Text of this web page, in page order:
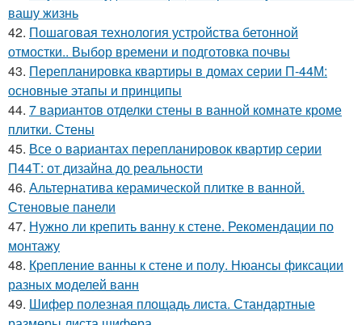
вашу жизнь
42. Пошаговая технология устройства бетонной
отмостки.. Выбор времени и подготовка почвы
43. Перепланировка квартиры в домах серии П-44М:
основные этапы и принципы
44. 7 вариантов отделки стены в ванной комнате кроме
плитки. Стены
45. Все о вариантах перепланировок квартир серии
П44Т: от дизайна до реальности
46. Альтернатива керамической плитке в ванной.
Стеновые панели
47. Нужно ли крепить ванну к стене. Рекомендации по
монтажу
48. Крепление ванны к стене и полу. Нюансы фиксации
разных моделей ванн
49. Шифер полезная площадь листа. Стандартные